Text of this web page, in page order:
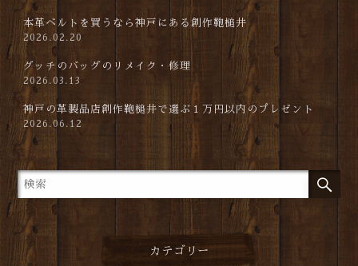
本革ベルトを買うなら神戸にある創作鞄槌井
2026.02.20
グッチのバッグのリメイク・修理
2026.03.13
神戸の革製品店創作鞄槌井で選ぶ１万円以内のプレゼント
2026.06.12
カテゴリー